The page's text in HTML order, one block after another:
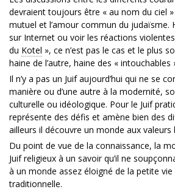
devraient toujours être « au nom du ciel
mutuel et l’amour commun du judaïsme.
sur Internet ou voir les réactions
du Kotel », ce n’est pas le cas et le plus
haine de l’autre, haine des « intouchables
Il n’y a pas un Juif aujourd’hui qui ne se
manière ou d’une autre à la modernité,
culturelle ou idéologique. Pour le Juif
représente des défis et amène bien des
ailleurs il découvre un monde aux valeurs
Du point de vue de la connaissance, la
Juif religieux à un savoir qu’il ne
à un monde assez éloigné de la petite
traditionnelle.